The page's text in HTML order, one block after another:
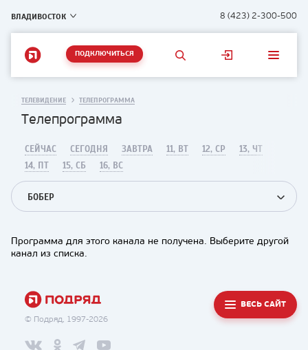
ВЛАДИВОСТОК 8 (423) 2-300-500
ПОДКЛЮЧИТЬСЯ
ТЕЛЕВИДЕНИЕ ТЕЛЕПРОГРАММА
Телепрограмма
СЕЙЧАС СЕГОДНЯ ЗАВТРА 11, ВТ 12, СР
13, ЧТ
14, ПТ
15, СБ 16, ВС
БОБЕР
Программа для этого канала не получена. Выберите другой
канал из списка.
© Подряд, 1997-2026
ВЕСЬ САЙТ